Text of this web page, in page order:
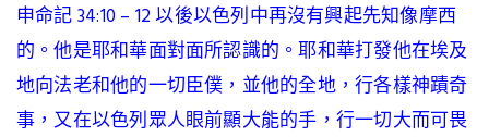
申命記 34:10 – 12 以後以色列中再沒有興起先知像摩西
的。他是耶和華面對面所認識的。耶和華打發他在埃及
地向法老和他的一切臣僕，並他的全地，行各樣神蹟奇
事，又在以色列眾人眼前顯大能的手，行一切大而可畏